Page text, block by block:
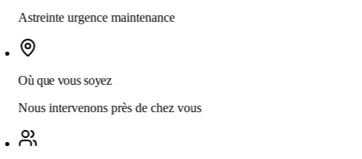
Astreinte urgence maintenance
Où que vous soyez
Nous intervenons près de chez vous